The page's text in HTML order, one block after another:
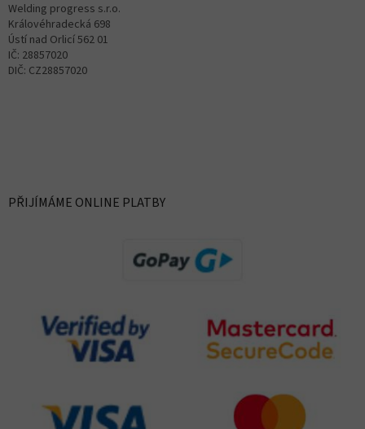
Welding progress s.r.o.
Královéhradecká 698
Ústí nad Orlicí 562 01
IČ: 28857020
DIČ: CZ28857020
PŘIJÍMÁME ONLINE PLATBY